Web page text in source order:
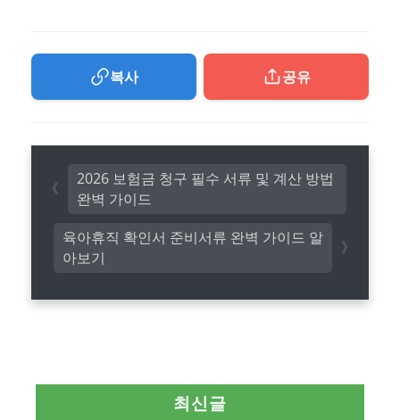
복사 공유
육아휴직 확인서 준비서류 완벽 가이드 알
아보기
2026 보험금 청구 필수 서류 및 계산 방법
완벽 가이드
최신글